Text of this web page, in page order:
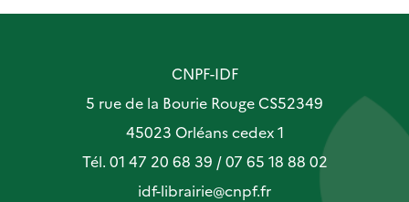
CNPF-IDF
5 rue de la Bourie Rouge CS52349
45023 Orléans cedex 1
Tél. 01 47 20 68 39 / 07 65 18 88 02
idf-librairie@cnpf.fr